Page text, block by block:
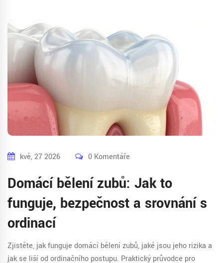
kvě, 27 2026 0 Komentáře
Domácí bělení zubů: Jak to
funguje, bezpečnost a srovnání s
ordinací
Zjistěte, jak funguje domácí bělení zubů, jaké jsou jeho rizika a
jak se liší od ordinačního postupu. Praktický průvodce pro